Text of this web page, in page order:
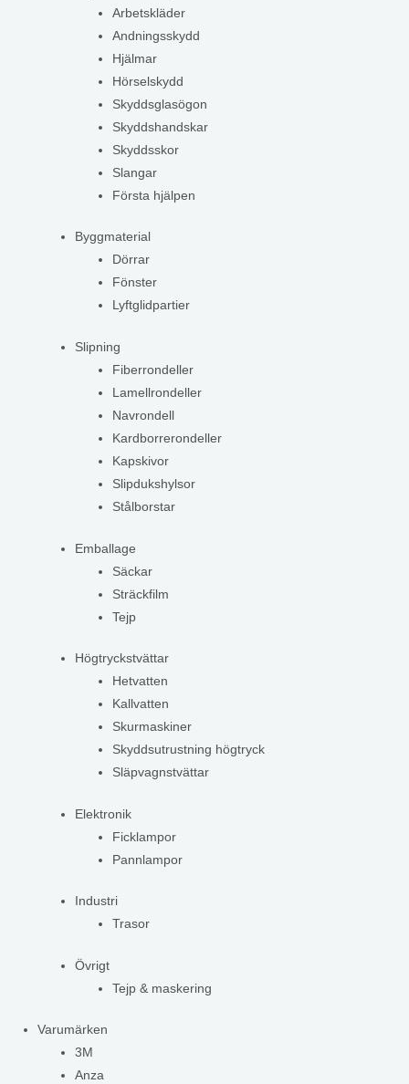
Arbetskläder
Andningsskydd
Hjälmar
Hörselskydd
Skyddsglasögon
Skyddshandskar
Skyddsskor
Slangar
Första hjälpen
Byggmaterial
Dörrar
Fönster
Lyftglidpartier
Slipning
Fiberrondeller
Lamellrondeller
Navrondell
Kardborrerondeller
Kapskivor
Slipdukshylsor
Stålborstar
Emballage
Säckar
Sträckfilm
Tejp
Högtryckstvättar
Hetvatten
Kallvatten
Skurmaskiner
Skyddsutrustning högtryck
Släpvagnstvättar
Elektronik
Ficklampor
Pannlampor
Industri
Trasor
Övrigt
Tejp & maskering
Varumärken
3M
Anza